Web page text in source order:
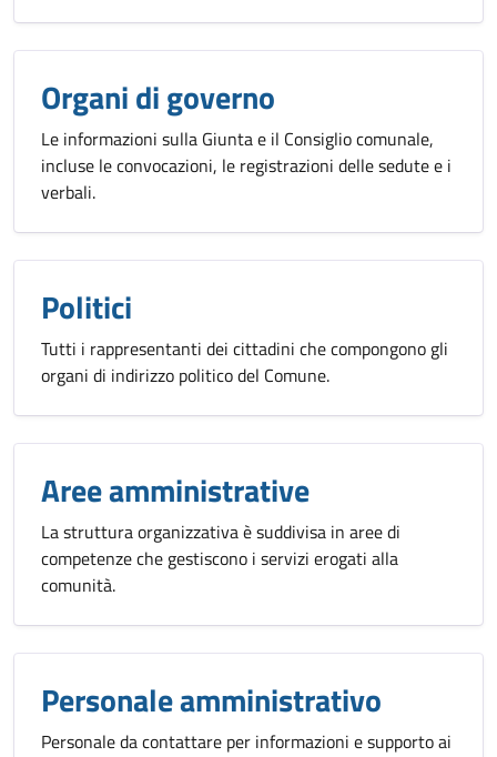
Organi di governo
Le informazioni sulla Giunta e il Consiglio comunale,
incluse le convocazioni, le registrazioni delle sedute e i
verbali.
Politici
Tutti i rappresentanti dei cittadini che compongono gli
organi di indirizzo politico del Comune.
Aree amministrative
La struttura organizzativa è suddivisa in aree di
competenze che gestiscono i servizi erogati alla
comunità.
Personale amministrativo
Personale da contattare per informazioni e supporto ai